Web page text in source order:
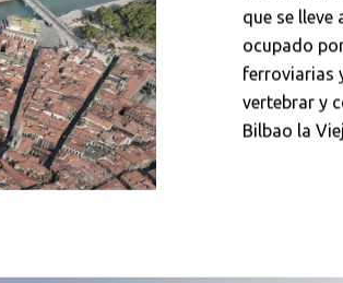
que se lleve
ocupado
ferroviarias
vertebrar y
Bilbao la